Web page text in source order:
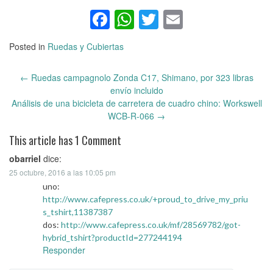
Facebook
WhatsApp
Twitter
Posted in Ruedas y Cubiertas
navigation
← Ruedas campagnolo Zonda C17, Shimano, por 323 libras
envío incluido
Análisis de una bicicleta de carretera de cuadro chino: Workswell
WCB-R-066 →
This article has 1 Comment
obarriel dice:
25 octubre, 2016 a las 10:05 pm
uno:
http://www.cafepress.co.uk/+proud_to_drive_my_priu
s_tshirt,11387387
dos: http://www.cafepress.co.uk/mf/28569782/got-
hybrid_tshirt?productId=277244194
Responder